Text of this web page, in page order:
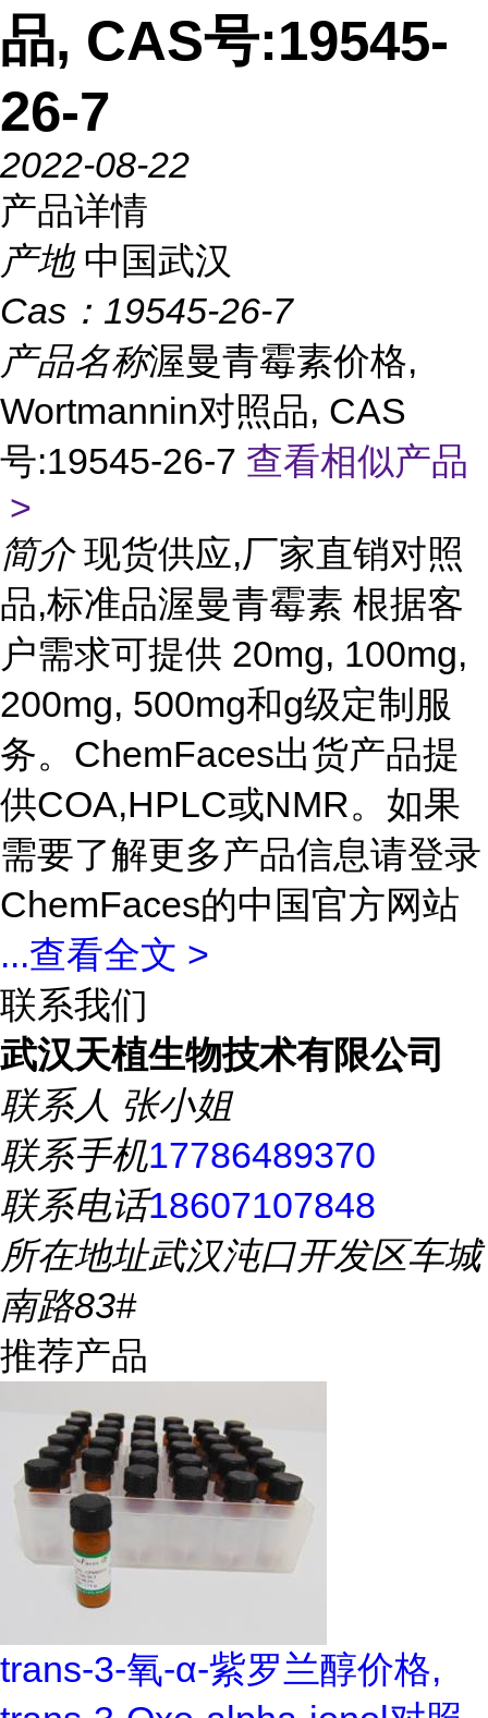
品, CAS号:19545-
26-7
2022-08-22
产品详情
产地 中国武汉
Cas： 19545-26-7
产品名称渥曼青霉素价格,
Wortmannin对照品, CAS
号:19545-26-7 查看相似产品
>
简介 现货供应,厂家直销对照
品,标准品渥曼青霉素 根据客
户需求可提供 20mg, 100mg,
200mg, 500mg和g级定制服
务。ChemFaces出货产品提
供COA,HPLC或NMR。如果
需要了解更多产品信息请登录
ChemFaces的中国官方网站
...查看全文 >
联系我们
武汉天植生物技术有限公司
联系人 张小姐
联系手机17786489370
联系电话18607107848
所在地址武汉沌口开发区车城
南路83#
推荐产品
trans-3-氧-α-紫罗兰醇价格,